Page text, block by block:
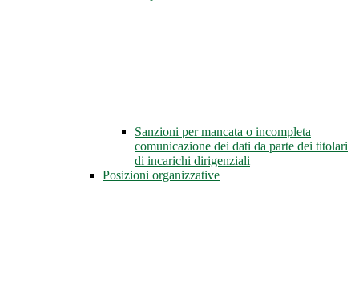
Sanzioni per mancata o incompleta
comunicazione dei dati da parte dei titolari
di incarichi dirigenziali
Posizioni organizzative